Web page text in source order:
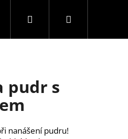
o nohy F3 kolekce
PřihlášeníNákupní
pudr s
nanášení pudru!